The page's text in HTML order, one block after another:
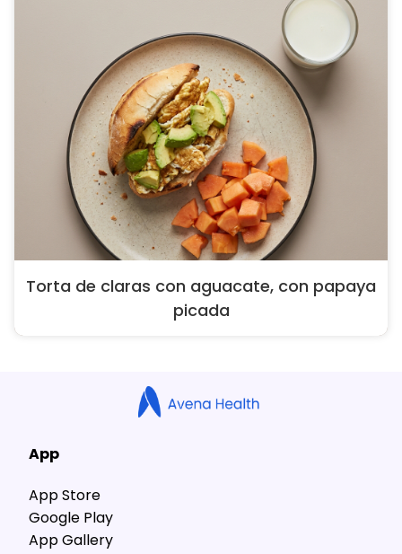
Torta de claras con aguacate, con papaya
picada
App
App Store
Google Play
App Gallery